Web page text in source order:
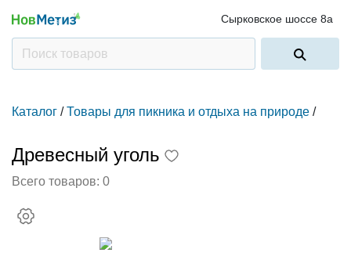
Сырковское шоссе 8а
Каталог / Товары для пикника и отдыха на природе /
Древесный уголь
Всего товаров: 0